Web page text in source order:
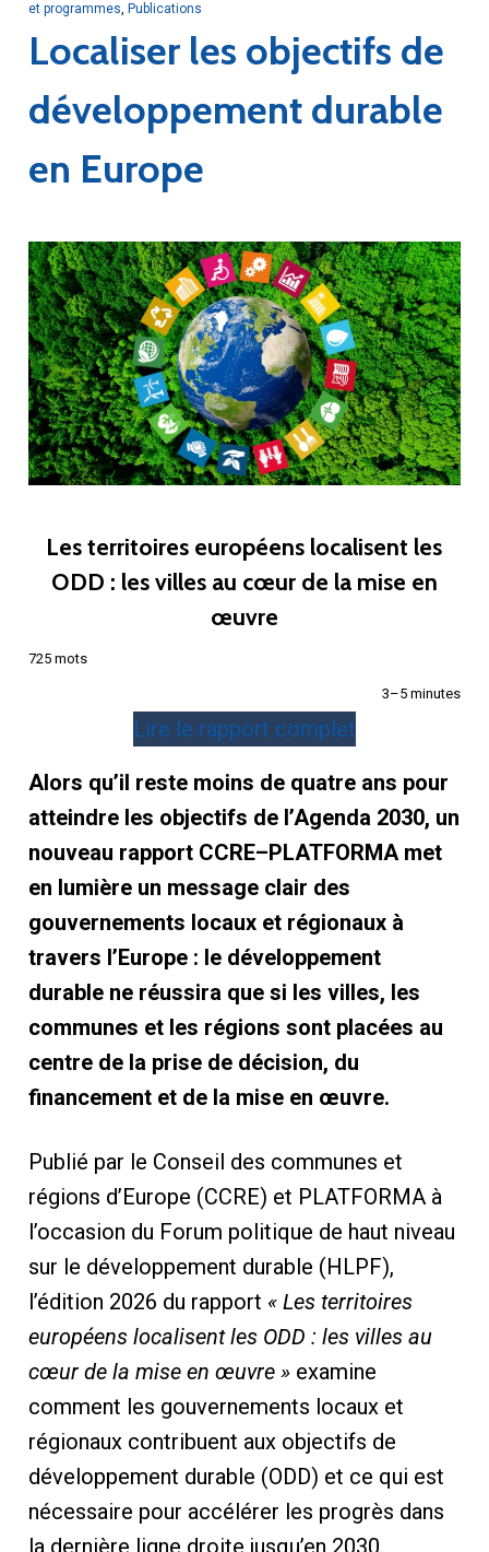
et programmes, Publications
Localiser les objectifs de
développement durable
en Europe
Les territoires européens localisent les
ODD : les villes au cœur de la mise en
œuvre
725 mots
3–5 minutes
Lire le rapport complet
Alors qu’il reste moins de quatre ans pour
atteindre les objectifs de l’Agenda 2030, un
nouveau rapport CCRE–PLATFORMA met
en lumière un message clair des
gouvernements locaux et régionaux à
travers l’Europe : le développement
durable ne réussira que si les villes, les
communes et les régions sont placées au
centre de la prise de décision, du
financement et de la mise en œuvre.
Publié par le Conseil des communes et
régions d’Europe (CCRE) et PLATFORMA à
l’occasion du Forum politique de haut niveau
sur le développement durable (HLPF),
l’édition 2026 du rapport « Les territoires
européens localisent les ODD : les villes au
cœur de la mise en œuvre »examine
comment les gouvernements locaux et
régionaux contribuent aux objectifs de
développement durable (ODD) et ce qui est
nécessaire pour accélérer les progrès dans
la dernière ligne droite jusqu’en 2030.